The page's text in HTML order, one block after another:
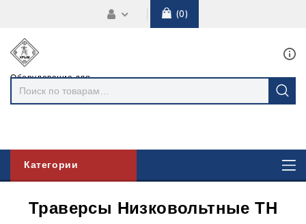
0
Оборудование для
линий
электропередач
Категории
Траверсы Низковольтные ТН